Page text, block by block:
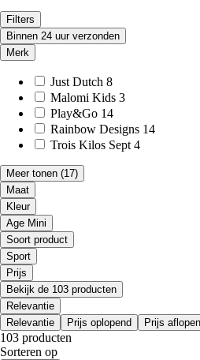
Filters
Binnen 24 uur verzonden
Merk
Just Dutch 8
Malomi Kids 3
Play&Go 14
Rainbow Designs 14
Trois Kilos Sept 4
Meer tonen (17)
Maat
Kleur
Age Mini
Soort product
Sport
Prijs
Bekijk de 103 producten
Relevantie
Relevantie
Prijs oplopend Prijs
103 producten
Sorteren op